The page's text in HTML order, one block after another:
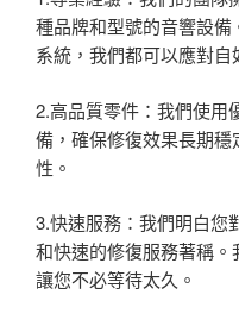
種品牌和型號的音響設
系統，我們都可以應對自
2.高品質零件：我們使用
備，確保修復效果長期
性。
3.快速服務：我們明白您
和快速的修復服務著稱。
讓您不必等待太久。